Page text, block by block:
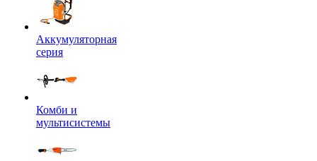
Аккумуляторная
серия
Комби и
мультисистемы